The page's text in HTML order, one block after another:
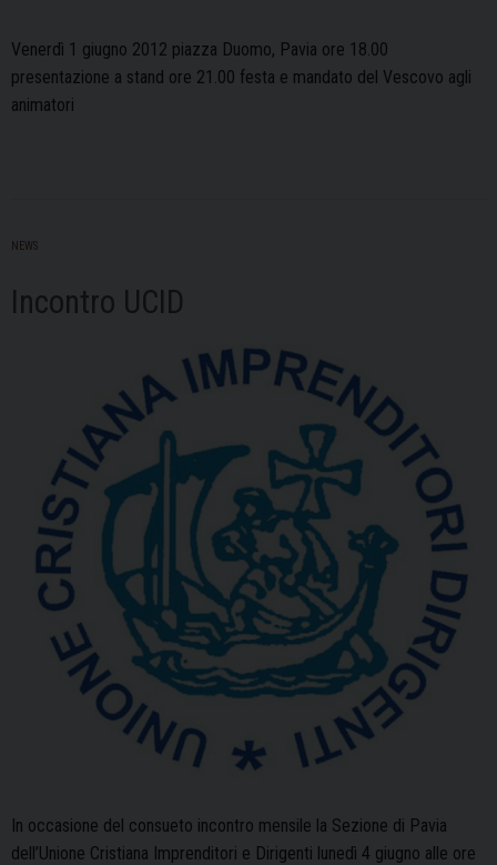
Venerdì 1 giugno 2012 piazza Duomo, Pavia ore 18.00
presentazione a stand ore 21.00 festa e mandato del Vescovo agli
animatori
NEWS
Incontro UCID
In occasione del consueto incontro mensile la Sezione di Pavia
dell’Unione Cristiana Imprenditori e Dirigenti lunedì 4 giugno alle ore